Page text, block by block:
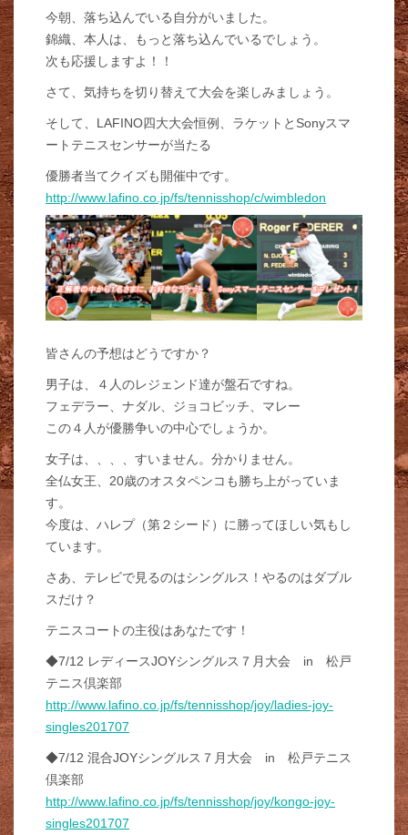
今朝、落ち込んでいる自分がいました。
錦織、本人は、もっと落ち込んでいるでしょう。
次も応援しますよ！！
さて、気持ちを切り替えて大会を楽しみましょう。
そして、LAFINO四大大会恒例、ラケットとSonyスマ
ートテニスセンサーが当たる
優勝者当てクイズも開催中です。
http://www.lafino.co.jp/fs/tennisshop/c/wimbledon
皆さんの予想はどうですか？
男子は、４人のレジェンド達が盤石ですね。
フェデラー、ナダル、ジョコビッチ、マレー
この４人が優勝争いの中心でしょうか。
女子は、、、、すいません。分かりません。
全仏女王、20歳のオスタペンコも勝ち上がっていま
す。
今度は、ハレプ（第２シード）に勝ってほしい気もし
ています。
さあ、テレビで見るのはシングルス！やるのはダブル
スだけ？
テニスコートの主役はあなたです！
◆7/12 レディースJOYシングルス７月大会 in 松戸
テニス倶楽部
http://www.lafino.co.jp/fs/tennisshop/joy/ladies-joy-
singles201707
◆7/12 混合JOYシングルス７月大会 in 松戸テニス
倶楽部
http://www.lafino.co.jp/fs/tennisshop/joy/kongo-joy-
singles201707